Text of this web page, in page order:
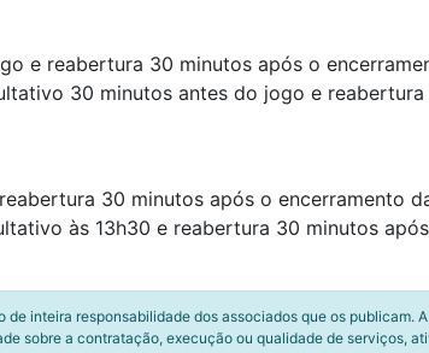
e reabertura 30 minutos após o
30 minutos antes do jogo e
30 minutos após o encerramento
às 13h30 e reabertura 30 minutos
inteira responsabilidade dos associados que os publicam.
sobre a contratação, execução ou qualidade de serviços,